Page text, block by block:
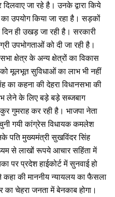
जा रहे है। उनके द्वारा किये
का उपयोग किया जा रहा है। सड़कों
ही उखड़ जा रही है। सरकारी
उपभोगताओं को दी जा रही है।
क्षेत्र के अन्य क्षेत्रों का विकास
मूलभूत सुविधाओं का लाभ भी नहीं
का कहना की देहरा विधानसभा की
लेने के लिए बड़े बड़े सब्जबाग
गुमराह कर रही है। भाजपा नेता
गयी कांग्रेस विधायक कमलेश
पति मुख्यमंत्री सुखविंदर सिंह
से लाखों रूपये आचार सहिंता में
पर प्रदेश हाईकोर्ट में सुनवाई हो
कहा की माननीय न्यायलय का फैसला
चेहरा जनता में बेनकाब होगा।